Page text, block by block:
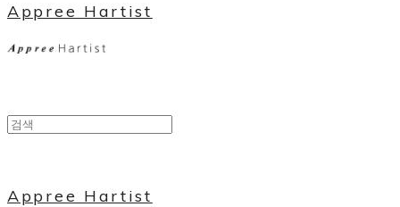
Appree Hartist
Appree Hartist